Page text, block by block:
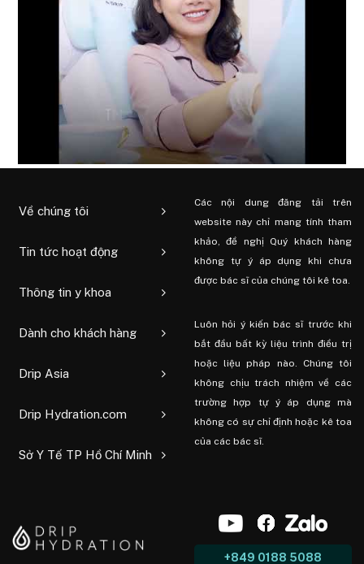
Về chúng tôi
Tin tức hoạt động
Thông tin y khoa
Dành cho khách hàng
Drip Asia
Drip Hydration.com
Sở Y Tế TP Hồ Chí Minh
Các nội dung đăng tải trên
website này chỉ mang tính tham
khảo, đề nghị Quý khách hàng
không tự ý áp dụng khi chưa
được bác sĩ của chúng tôi kê toa.
Luôn hỏi ý kiến ​​bác sĩ trước khi
bắt đầu bất kỳ liệu trình điều trị
hoặc liệu pháp nào. Chúng tôi
không chịu trách nhiệm về các
trường hợp tự ý áp dụng mà
không có sự chỉ định hoặc kê toa
của các bác sĩ.
+849 0188 5088